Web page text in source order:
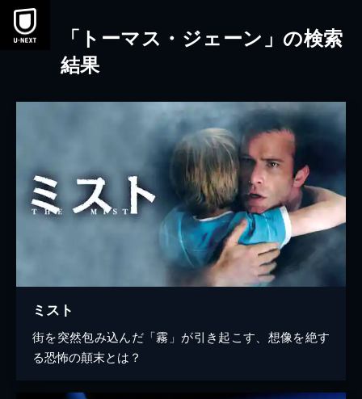
本文へスキップ
「トーマス・ジェーン」の検索
結果
ミスト
街を突然包み込んだ「霧」が引き起こす、想像を絶す
る恐怖の顛末とは？